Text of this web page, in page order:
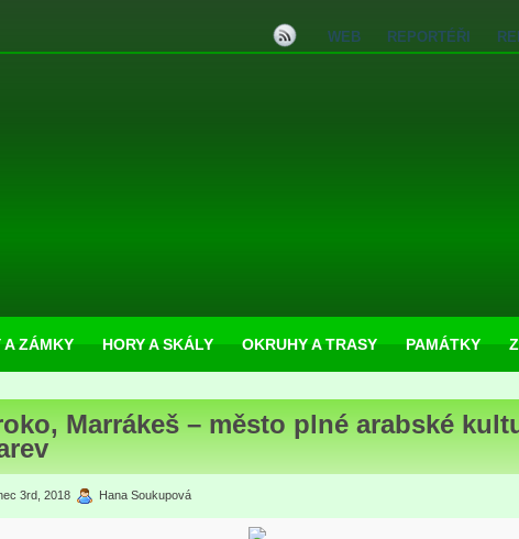
WEB REPORTÉŘI
A ZÁMKY HORY A SKÁLY OKRUHY A TRASY PAMÁTKY
Marrákeš – město plné arabské
3rd, 2018 Hana Soukupová